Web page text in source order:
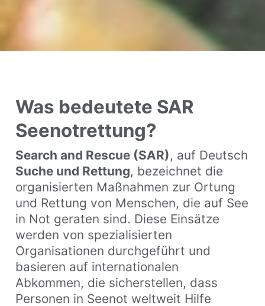
Was bedeutete SAR
Seenotrettung?
Search and Rescue (SAR), auf Deutsch
Suche und Rettung, bezeichnet die
organisierten Maßnahmen zur Ortung
und Rettung von Menschen, die auf See
in Not geraten sind. Diese Einsätze
werden von spezialisierten
Organisationen durchgeführt und
basieren auf internationalen
Abkommen, die sicherstellen, dass
Personen in Seenot weltweit Hilfe